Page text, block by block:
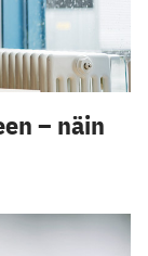
– näin